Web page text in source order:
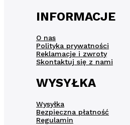
INFORMACJE
O nas
Polityka prywatności
Reklamacje i zwroty
Skontaktuj się z nami
WYSYŁKA
Wysyłka
Bezpieczna płatność
Regulamin